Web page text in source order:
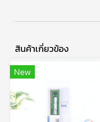
สินค้าเกี่ยวข้อง
New